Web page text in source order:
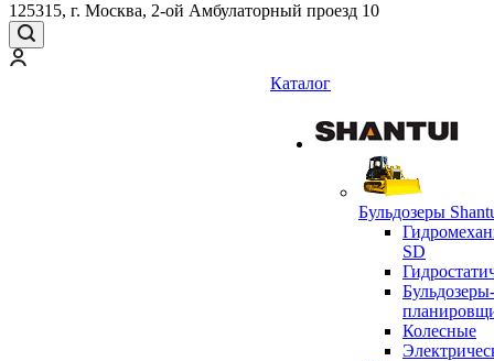
125315, г. Москва, 2-ой Амбулаторный проезд 10
Каталог
Бульдозеры
SD
Бульдозеры-
Колесные